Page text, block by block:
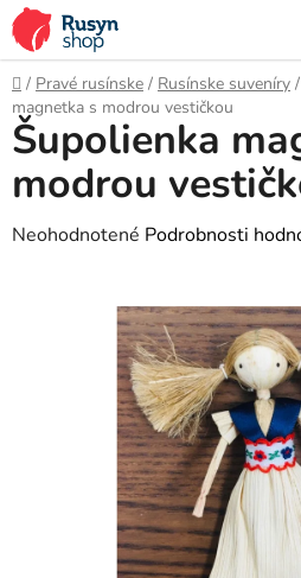
Prejsť
na
obsah
Domov
/ Pravé rusínske / Rusínske suveníry /
magnetka s modrou vestičkou
Šupolienka
modrou
Priemerné
Neohodnotené Podrobnosti